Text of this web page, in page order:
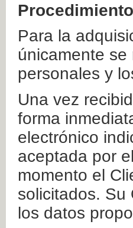
Para la
únicamente
personales y
Una vez
forma
electrónico
aceptada por
momento el
solicitados. Su
los datos